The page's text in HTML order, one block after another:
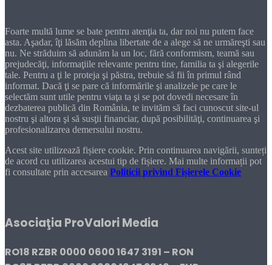
Foarte multă lume se bate pentru atenţia ta, dar noi nu putem face
asta. Aşadar, îţi lăsăm deplina libertate de a alege să ne urmăreşti sau
nu. Ne străduim să adunăm la un loc, fără conformism, teamă sau
prejudecăţi, informaţiile relevante pentru tine, familia ta şi alegerile
tale. Pentru a ţi le proteja şi păstra, trebuie să fii în primul rând
informat. Dacă ţi se pare că informările şi analizele pe care le
selectăm sunt utile pentru viaţa ta şi se pot dovedi necesare în
dezbaterea publică din România, te invităm să faci cunoscut site-ul
nostru şi altora şi să susţii financiar, după posibilităţi, continuarea şi
profesionalizarea demersului nostru.
Acest site utilizează fișiere cookie. Prin continuarea navigării, sunteți
de acord cu utilizarea acestui tip de fișiere. Mai multe informații pot
fi consultate prin accesarea Politicii privind Fișierele Cookie
Asociaţia ProValori Media
RO18 RZBR 0000 0600 1647 3191 – RON